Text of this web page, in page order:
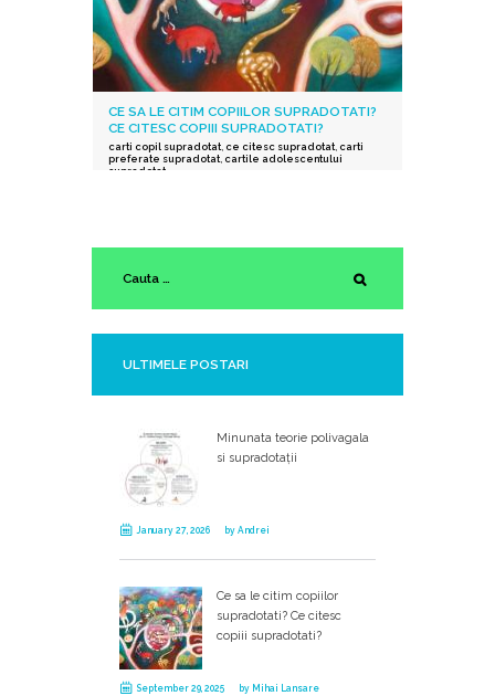
CE SA LE CITIM COPIILOR SUPRADOTATI?
CE CITESC COPIII SUPRADOTATI?
carti copil supradotat, ce citesc supradotat, carti
preferate supradotat, cartile adolescentului
supradotat
ULTIMELE POSTARI
Minunata teorie polivagala
si supradotații
January 27, 2026 byAndrei
Ce sa le citim copiilor
supradotati? Ce citesc
copiii supradotati?
September 29, 2025 by Mihai Lansare